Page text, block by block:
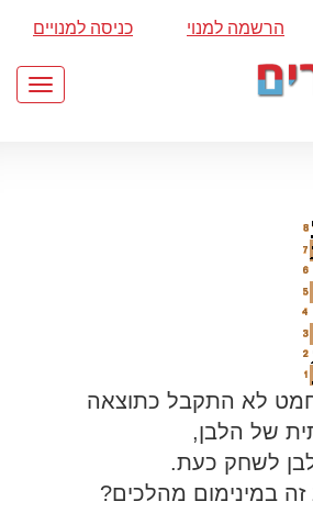
הרשמה למנוי כניסה למנויים
לא התקבל כתוצאה
של הלבן,
לשחק כעת.
במינימום מהלכים?